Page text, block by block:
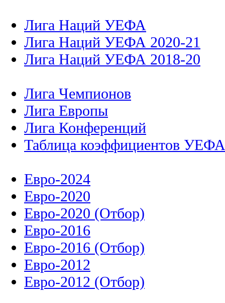
Лига Наций УЕФА
Лига Наций УЕФА 2020-21
Лига Наций УЕФА 2018-20
Лига Чемпионов
Лига Европы
Лига Конференций
Таблица коэффициентов УЕФА
Евро-2024
Евро-2020
Евро-2020 (Отбор)
Евро-2016
Евро-2016 (Отбор)
Евро-2012
Евро-2012 (Отбор)